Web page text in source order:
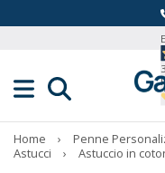
Home › Penne
Astucci
› Astuccio in